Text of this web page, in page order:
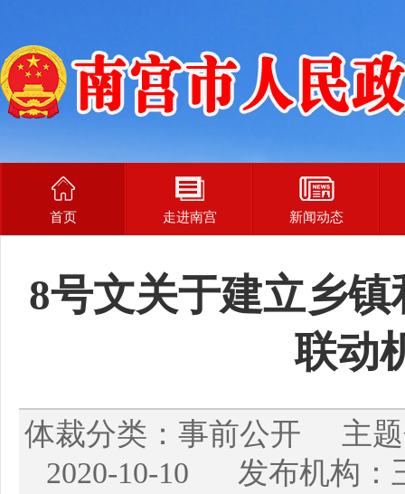
首页 走进南宫 新闻动态
8号文关于建立乡
联动
体裁分类：事前公开 主
2020-10-10 发布机构